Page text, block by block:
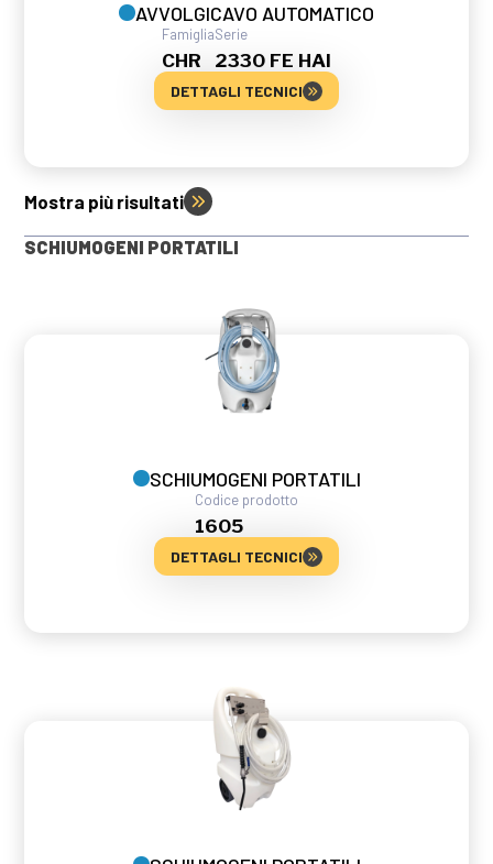
AVVOLGICAVO AUTOMATICO
Famiglia
CHR
Serie
2330 FE HAI
DETTAGLI TECNICI
Mostra più risultati
SCHIUMOGENI PORTATILI
SCHIUMOGENI PORTATILI
Codice prodotto
1605
DETTAGLI TECNICI